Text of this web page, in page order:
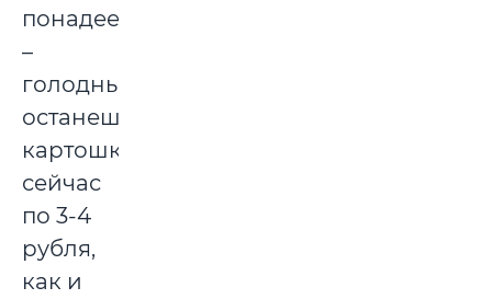
понадеешься
–
голодным
останешься:
картошка
сейчас
по 3-4
рубля,
как и